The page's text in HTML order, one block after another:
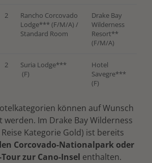
2
Rancho Corcovado
Lodge*** (F/M/A) /
Standard Room
Drake Bay
Wilderness
Resort**
(F/M/A)
2
Suria Lodge***
(F)
Hotel
Savegre***
(F)
können auf Wunsch
Im Drake Bay Wilderness
Kategorie Gold) ist bereits
Corcovado-Nationalpark oder
zur Cano-Insel enthalten.